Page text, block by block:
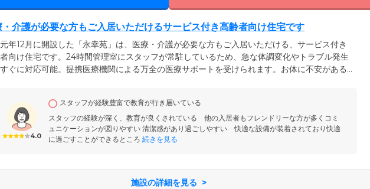
・介護が必要な方もご入居いただけるサービス付き高齢者向け住宅です
年12月に開設した「永幸苑」は、医療・介護が必要な方もご入居いただける、サービス付き
向け住宅です。24時間管理室にスタッフが常駐しているため、急な体調変化やトラブル発生
ぐに対応可能。提携医療機関による万全の医療サポートを受けられます。お体に不安がある
から、訪問者の受付、郵便物や宅配の受取、行政への手続きの代行、公共料金の納付、緊急時
い物など、幅広いサービスで毎日の快適な暮らしをお手伝いします。
4.0
スタッフが経験豊富で教育が行き届いている
スタッフの経験が深く、教育が良くされている 他の入居者もフレンドリーな方が多くコミ
ュニケーションが図りやすい 清潔感があり過ごしやすい 快適な設備が装着されており快適
に過ごすことができるところ 続きを見る
施設の詳細を見る